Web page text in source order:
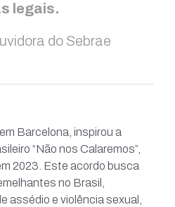
legais.
do Sebrae
Barcelona, inspirou a
“Não nos Calaremos”,
2023. Este acordo busca
no Brasil,
assédio e violência sexual,